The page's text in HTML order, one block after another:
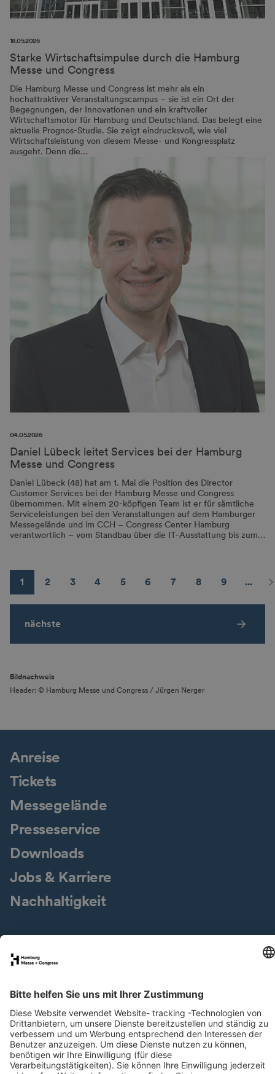
18.05.2026
Starke Wirtschaftsimpulse durch die Hamburg
Messe und Congress
Die Hamburg Messe und Congress ist mehr als ein
hochattraktiver Veranstaltungscampus – sie ist ein Ort der
Begegnungen, der Innovationen und ein kraftvoller
Wirtschaftsmotor für Hamburg und Deutschland. Das belegt eine
aktuelle Prognos-Studie. Sie zeigt eindrucksvoll, wie viel
Wirtschaftsleistung von diesem Messe- und Kongressplatz
ausgeht. Denn die…
04.05.2026
Daniel Lübeck leitet Services bei der Hamburg
Messe und Congress
Daniel Lübeck (48) hat am 1. Mai die Position des Director
Customer Services bei der Hamburg Messe und Congress
übernommen. Mit einem 20-köpfigen Team ist er für sämtliche
Serviceleistungen bei den Veranstaltungen auf dem Hamburger
Messegelände und im CCH – Congress Center Hamburg
verantwortlich – vom Standbau über die IT-Ausstattung bis zum…
1 2 3 4 5 6 7 8 9 ...
nächste
Bildnachweis
Header: © Hamburg Messe und Congress / Jürgen Nerger
Anreise
Tickets
Messegelände
Presseservice
Downloads
Jobs & Karriere
Nachhaltigkeit
Datenschutz Impressum
Cookies & Tracking
Barrierefreiheit
Compliance